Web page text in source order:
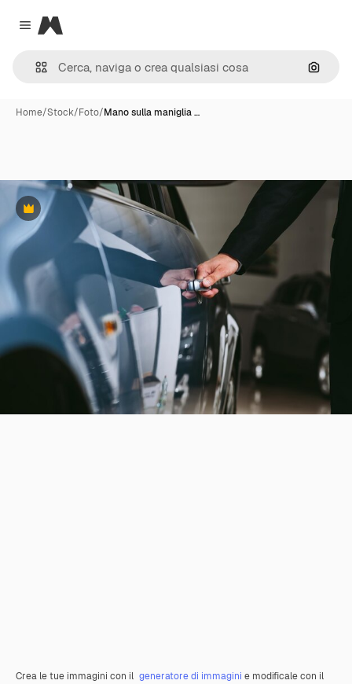
Close menu
Magnific
Cerca
Home/Stock/Foto/Mano sulla maniglia …
Premium
Crea le tue immagini con il generatore di immagini e modificale con il